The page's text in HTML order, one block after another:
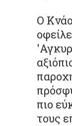
Ο
πιο
τους